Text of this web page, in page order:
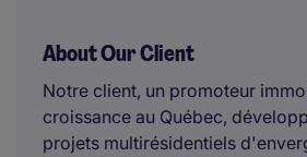
About Our Client
Notre client, un promoteur
croissance au Québec,
projets multirésidentiels